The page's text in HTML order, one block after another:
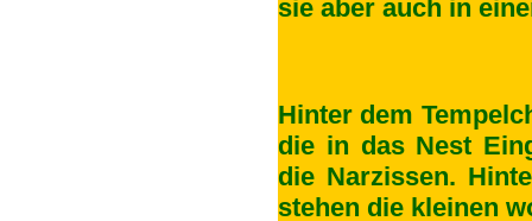
sie aber auch in
Hinter dem
die in das Nest
die Narzissen.
stehen die kleinen